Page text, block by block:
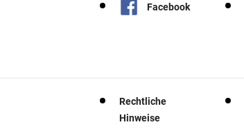
Facebook
Rechtliche
Hinweise